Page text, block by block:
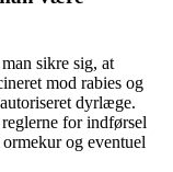
sikre sig, at
mod rabies og
dyrlæge.
for indførsel
og eventuel